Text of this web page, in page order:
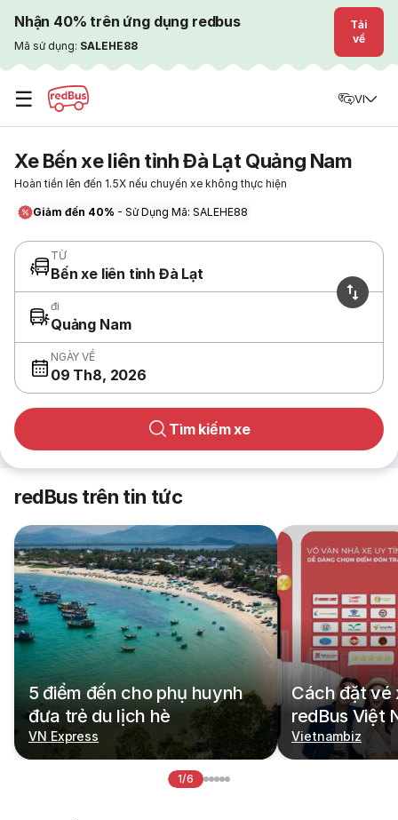
Nhận 40% trên ứng dụng redbus
Mã sử dụng: SALEHE88
Tải
về
☰ VI
Xe Bến xe liên tỉnh Đà Lạt Quảng Nam
Hoàn tiền lên đến 1.5X nếu chuyến xe không thực hiện
Giảm đến 40% - Sử Dụng Mã: SALEHE88
TỪ
Bến xe liên tỉnh Đà Lạt
đi
Quảng Nam
NGÀY VỀ
09 Th8, 2026
Tìm kiếm xe
redBus trên tin tức
5 điểm đến cho phụ huynh
đưa trẻ du lịch hè
VN Express
Cách đặt vé
redBus Việt
Vietnambiz
1/6